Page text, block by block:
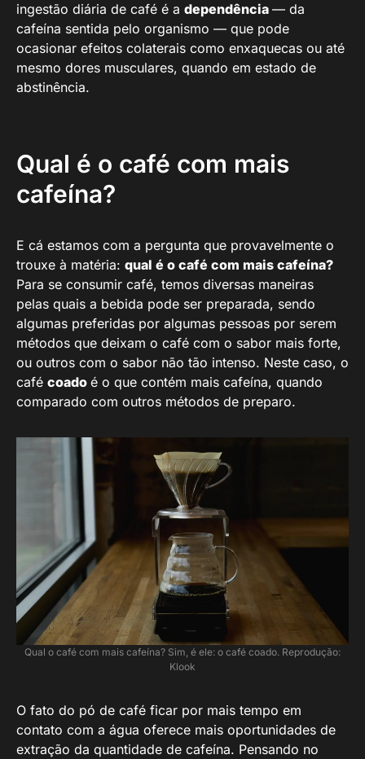
ingestão diária de café é a dependência — da
cafeína sentida pelo organismo — que pode
ocasionar efeitos colaterais como enxaquecas ou até
mesmo dores musculares, quando em estado de
abstinência.
Qual é o café com mais
cafeína?
E cá estamos com a pergunta que provavelmente o
trouxe à matéria: qual é o café com mais cafeína?
Para se consumir café, temos diversas maneiras
pelas quais a bebida pode ser preparada, sendo
algumas preferidas por algumas pessoas por serem
métodos que deixam o café com o sabor mais forte,
ou outros com o sabor não tão intenso. Neste caso, o
café coado é o que contém mais cafeína, quando
comparado com outros métodos de preparo.
Qual o café com mais cafeína? Sim, é ele: o café coado. Reprodução:
Klook
O fato do pó de café ficar por mais tempo em
contato com a água oferece mais oportunidades de
extração da quantidade de cafeína. Pensando no